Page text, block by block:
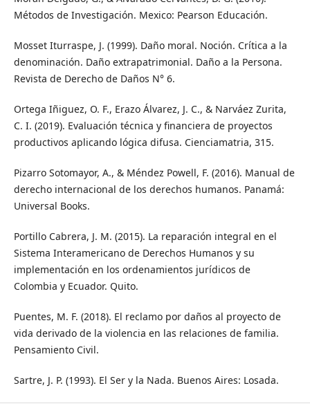
Métodos de Investigación. Mexico: Pearson Educación.
Mosset Iturraspe, J. (1999). Daño moral. Noción. Crítica a la
denominación. Daño extrapatrimonial. Daño a la Persona.
Revista de Derecho de Daños N° 6.
Ortega Iñiguez, O. F., Erazo Álvarez, J. C., & Narváez Zurita,
C. I. (2019). Evaluación técnica y financiera de proyectos
productivos aplicando lógica difusa. Cienciamatria, 315.
Pizarro Sotomayor, A., & Méndez Powell, F. (2016). Manual de
derecho internacional de los derechos humanos. Panamá:
Universal Books.
Portillo Cabrera, J. M. (2015). La reparación integral en el
Sistema Interamericano de Derechos Humanos y su
implementación en los ordenamientos jurídicos de
Colombia y Ecuador. Quito.
Puentes, M. F. (2018). El reclamo por daños al proyecto de
vida derivado de la violencia en las relaciones de familia.
Pensamiento Civil.
Sartre, J. P. (1993). El Ser y la Nada. Buenos Aires: Losada.